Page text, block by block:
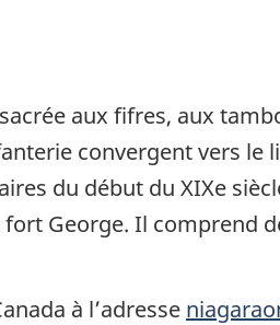
aux fifres, aux
convergent vers le
du début du XIXe
George. Il comprend
à l’adresse